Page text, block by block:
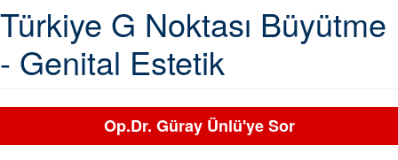
Türkiye G Noktası Büyütme
- Genital Estetik
Op.Dr. Güray Ünlü'ye Sor